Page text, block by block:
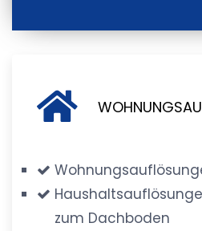
zum Dachboden